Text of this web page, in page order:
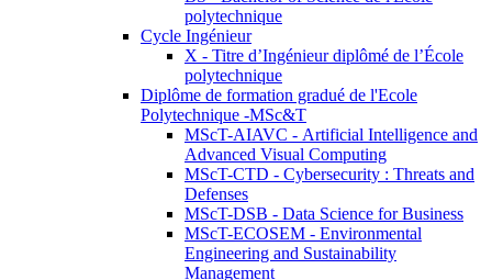
polytechnique
Cycle Ingénieur
X - Titre d’Ingénieur diplômé de l’École
polytechnique
Diplôme de formation gradué de l'Ecole
Polytechnique -MSc&T
MScT-AIAVC - Artificial Intelligence and
Advanced Visual Computing
MScT-CTD - Cybersecurity : Threats and
Defenses
MScT-DSB - Data Science for Business
MScT-ECOSEM - Environmental
Engineering and Sustainability
Management